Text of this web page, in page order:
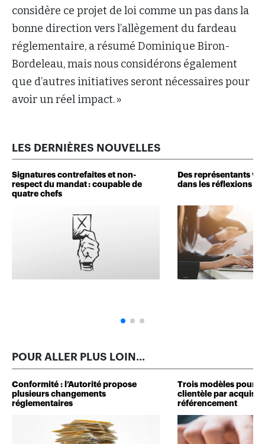
considère ce projet de loi comme un pas dans la
bonne direction vers l’allègement du fardeau
réglementaire, a résumé Dominique Biron-
Bordeleau, mais nous considérons également
que d’autres initiatives seront nécessaires pour
avoir un réel impact. »
LES DERNIÈRES NOUVELLES
Signatures contrefaites et non-
respect du mandat : coupable de
quatre chefs
Des représentants
dans les réflexions de
POUR ALLER PLUS LOIN...
Conformité : l’Autorité propose
plusieurs changements
réglementaires
Trois modèles pour
clientèle par
référencement